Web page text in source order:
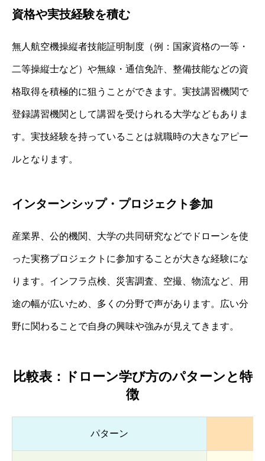
資格や実技経験を積む
無人航空機操縦者技能証明制度（例：国家資格の一等・
二等操縦士など）や無線・通信免許、整備技能などの資
格取得を積極的に狙うことができます。実技講習機関で
登録講習機関として講習を受けられる大学などもありま
す。実技経験を持っていることは就職時の大きなアピー
ルとなります。
インターンシップ・プロジェクト参加
産業界、公的機関、大学の共同研究などでドローンを使
った実務プロジェクトに参加することが大きな経験にな
ります。インフラ点検、災害調査、空撮、物流など、用
途の幅が広いため、多くの分野で声があります。広い分
野に関わることで自身の興味や強みが見えてきます。
比較表：ドローン学び方のパターンと特
徴
パターン